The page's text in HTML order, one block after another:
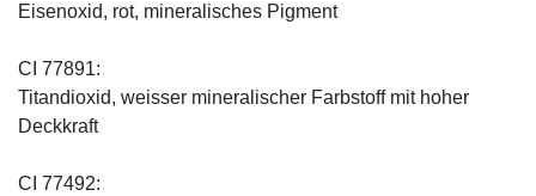
Eisenoxid, rot, mineralisches Pigment
CI 77891:
Titandioxid, weisser mineralischer Farbstoff mit hoher
Deckkraft
CI 77492: